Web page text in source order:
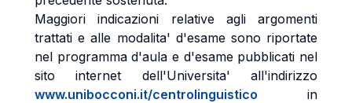
Maggiori indicazioni relative agli argomenti
trattati e alle modalita' d'esame sono riportate
nel programma d'aula e d'esame pubblicati nel
sito internet dell'Universita' all'indirizzo
www.unibocconi.it/centrolinguistico in